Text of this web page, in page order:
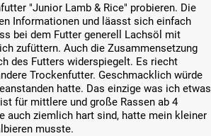
"Junior Lamb & Rice" probieren. Die
Informationen und läasst sich einfach
bei dem Futter generell Lachsöl mit
zufüttern. Auch die Zusammensetzung
des Futters widerspiegelt. Es riecht
Trockenfutter. Geschmacklich würde
hatte. Das einzige was ich etwas
für mittlere und große Rassen ab 4
auch ziemlich hart sind, hatte mein kleiner
musste.